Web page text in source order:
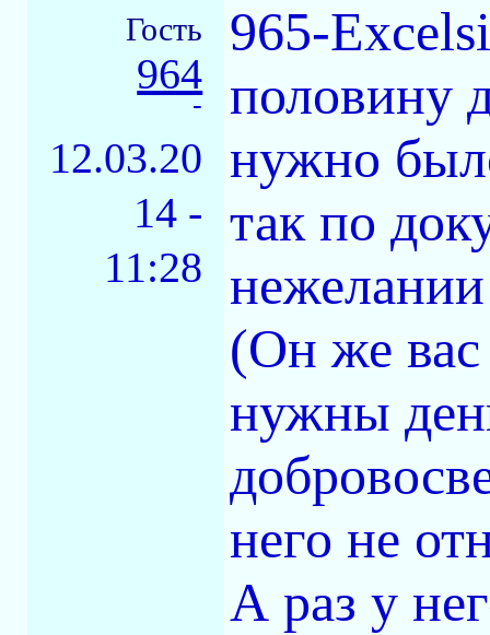
Гость
964
-
12.03.20
14 -
11:28
965-
половину
нужно
так по
(Он же
нужны
него не
А раз у